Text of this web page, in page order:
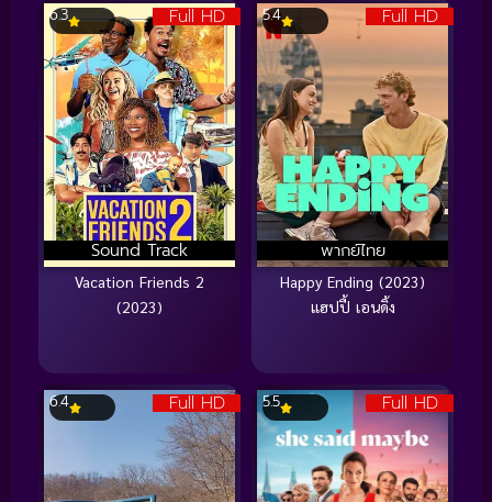
Full HD
Sound Track
6.3
Vacation Friends 2
(2023)
Full HD
พากย์ไทย
5.4
Happy Ending (2023)
แฮปปี้ เอนดิ้ง
Full HD
6.4 Full HD
5.5